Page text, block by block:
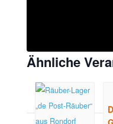
Ähnliche